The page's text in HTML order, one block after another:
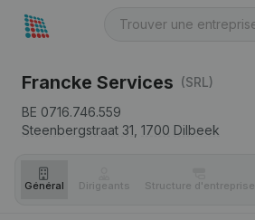
Francke Services (SRL)
BE 0716.746.559
Steenbergstraat 31, 1700 Dilbeek
Général Dirigeants Structure d'entreprise